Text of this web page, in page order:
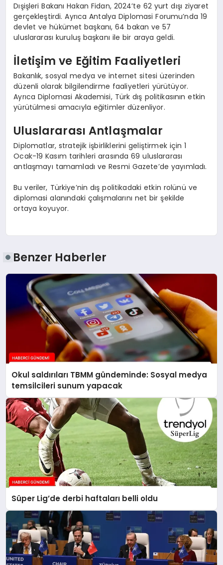
Dışişleri Bakanı Hakan Fidan, 2024’te 62 yurt dışı ziyaret
gerçekleştirdi. Ayrıca Antalya Diplomasi Forumu’nda 19
devlet ve hükümet başkanı, 64 bakan ve 57
uluslararası kuruluş başkanı ile bir araya geldi.
İletişim ve Eğitim Faaliyetleri
Bakanlık, sosyal medya ve internet sitesi üzerinden
düzenli olarak bilgilendirme faaliyetleri yürütüyor.
Ayrıca Diplomasi Akademisi, Türk dış politikasının etkin
yürütülmesi amacıyla eğitimler düzenliyor.
Uluslararası Antlaşmalar
Diplomatlar, stratejik işbirliklerini geliştirmek için 1
Ocak-19 Kasım tarihleri arasında 69 uluslararası
antlaşmayı tamamladı ve Resmi Gazete’de yayımladı.
Bu veriler, Türkiye’nin dış politikadaki etkin rolünü ve
diplomasi alanındaki çalışmalarını net bir şekilde
ortaya koyuyor.
Benzer Haberler
Okul saldırıları TBMM gündeminde: Sosyal medya
temsilcileri sunum yapacak
Süper Lig’de derbi haftaları belli oldu